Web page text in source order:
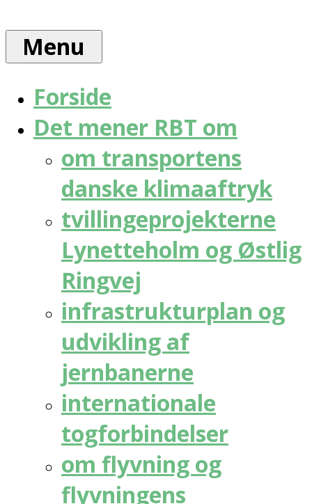
content
for
bæredygtig
trafik
Menu
Forside
Det mener RBT om
om transportens
danske klimaaftryk
tvillingeprojekterne
Lynetteholm og Østlig
Ringvej
infrastrukturplan og
udvikling af
jernbanerne
internationale
togforbindelser
om flyvning og
flyvningens